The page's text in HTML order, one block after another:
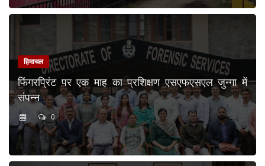
हिमाचल
फिंगरप्रिंट पर एक माह का प्रशिक्षण एसएफएसएल जुन्गा में
संपन्न
0